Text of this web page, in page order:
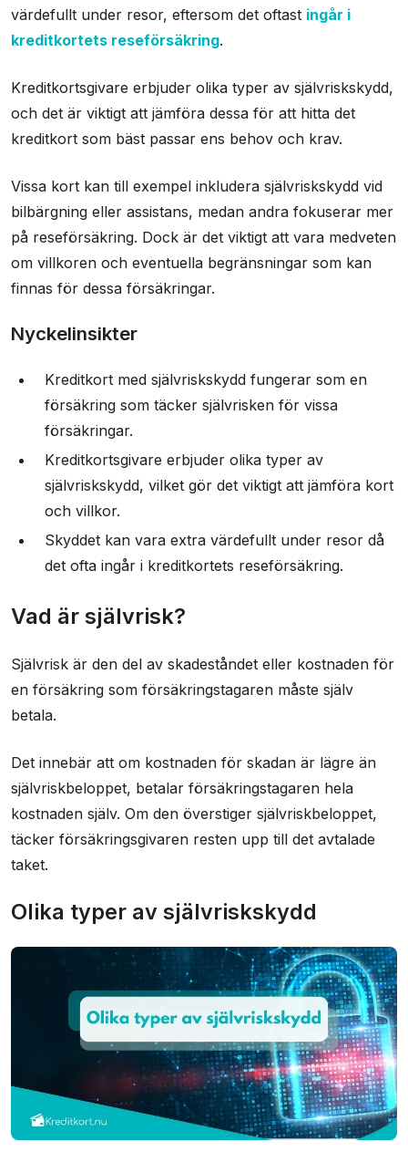
Tips för att undvika bedrägliga utgifter
Vanliga frågor om kreditkort med självriskskydd
värdefullt under resor, eftersom det oftast ingår i
kreditkortets reseförsäkring.
Kreditkortsgivare erbjuder olika typer av självriskskydd,
och det är viktigt att jämföra dessa för att hitta det
kreditkort som bäst passar ens behov och krav.
Vissa kort kan till exempel inkludera självriskskydd vid
bilbärgning eller assistans, medan andra fokuserar mer
på reseförsäkring. Dock är det viktigt att vara medveten
om villkoren och eventuella begränsningar som kan
finnas för dessa försäkringar.
Nyckelinsikter
Kreditkort med självriskskydd fungerar som en
försäkring som täcker självrisken för vissa
försäkringar.
Kreditkortsgivare erbjuder olika typer av
självriskskydd, vilket gör det viktigt att jämföra kort
och villkor.
Skyddet kan vara extra värdefullt under resor då
det ofta ingår i kreditkortets reseförsäkring.
Vad är självrisk?
Självrisk är den del av skadeståndet eller kostnaden för
en försäkring som försäkringstagaren måste själv
betala.
Det innebär att om kostnaden för skadan är lägre än
självriskbeloppet, betalar försäkringstagaren hela
kostnaden själv. Om den överstiger självriskbeloppet,
täcker försäkringsgivaren resten upp till det avtalade
taket.
Olika typer av självriskskydd